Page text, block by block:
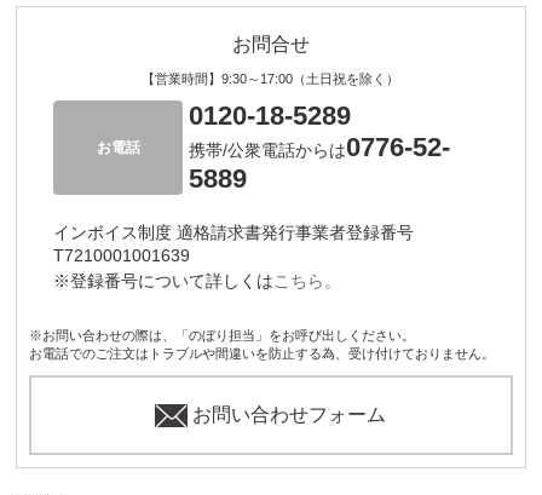
お問合せ
【営業時間】9:30～17:00（土日祝を除く）
お電話
0120-18-5289
携帯/公衆電話からは0776-52-
5889
インボイス制度 適格請求書発行事業者登録番号
T7210001001639
※登録番号について詳しくはこちら。
※お問い合わせの際は、「のぼり担当」をお呼び出しください。
お電話でのご注文はトラブルや間違いを防止する為、受け付けておりません。
お問い合わせフォーム